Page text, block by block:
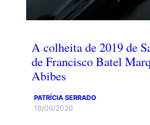
A colheita de 2019 de
de Francisco Batel
Abibes
PATRÍCIA SERRADO
18/06/2020